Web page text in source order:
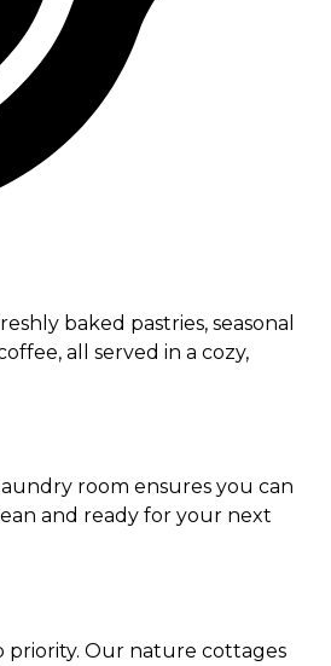
baked pastries, seasonal
all served in a cozy,
room ensures you can
and ready for your next
priority. Our nature cottages